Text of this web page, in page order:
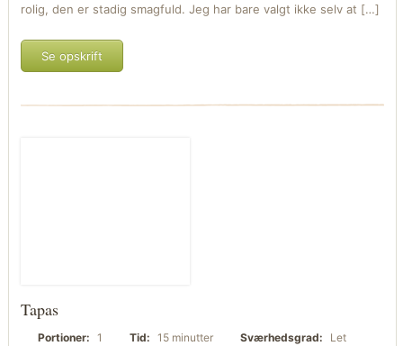
rolig, den er stadig smagfuld. Jeg har bare valgt ikke selv at […]
Se opskrift
Tapas
Portioner: 1 Tid: 15 minutter Sværhedsgrad: Let